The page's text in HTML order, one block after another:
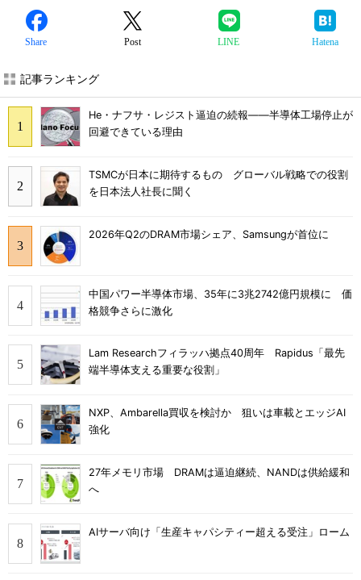
Share Post LINE Hatena
記事ランキング
He・ナフサ・レジスト逼迫の続報――半導体工場停止が
回避できている理由
TSMCが日本に期待するもの グローバル戦略での役割
を日本法人社長に聞く
2026年Q2のDRAM市場シェア、Samsungが首位に
中国パワー半導体市場、35年に3兆2742億円規模に 価
格競争さらに激化
Lam Researchフィラッハ拠点40周年 Rapidus「最先
端半導体支える重要な役割」
NXP、Ambarella買収を検討か 狙いは車載とエッジAI
強化
27年メモリ市場 DRAMは逼迫継続、NANDは供給緩和
へ
AIサーバ向け「生産キャパシティー超える受注」ローム